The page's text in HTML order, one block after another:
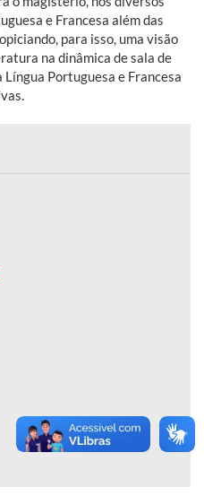
e Francesa além das
para isso, uma visão
na dinâmica de sala de
Língua Portuguesa e Francesa